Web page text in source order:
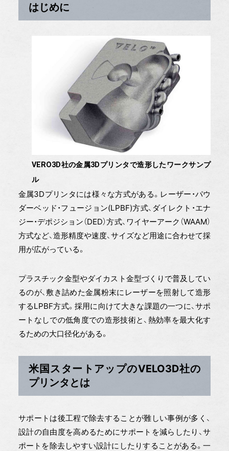
はじめに
VERO3D社の金属3Dプリンタで造形したワークサンプ
ル
金属3Dプリンタには様々な方式がある。レーザー・パウ
ダーベッド・フュージョン(LPBF)方式、ダイレクト・エナ
ジー・デポジション（DED）方式、ワイヤーアーク（WAAM）
方式など、造形精度や速度、サイズなど用途に合わせて採
用が広がっている。
プラスチック金型やダイカスト金型づくりで普及してい
るのが、敷き詰めた金属粉末にレーザーを照射して造形
するLPBF方式。採用に向けて大きな課題の一つに、サポ
ートなしでの低角度での造形技術と、熱効率を最大化す
るための大口径化がある。
米国スタートアップのVELO3D社の
プリンタとは
サポートは後工程で除去することが難しい事例が多く、
設計の自由度を高めるためにサポートを減らしたり、サ
ポートを除去しやすい設計にしたりすることがある。一